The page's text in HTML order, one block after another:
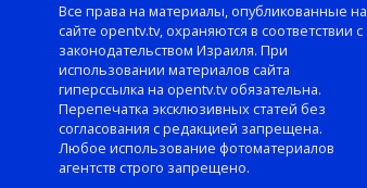
Все права на материалы, опубликованные на
сайте opentv.tv, охраняются в соответствии с
законодательством Израиля. При
использовании материалов сайта
гиперссылка на opentv.tv обязательна.
Перепечатка эксклюзивных статей без
согласования с редакцией запрещена.
Любое использование фотоматериалов
агентств строго запрещено.